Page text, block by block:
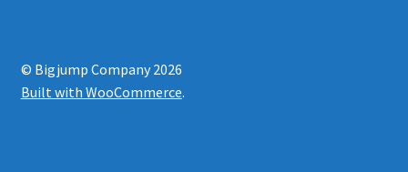
© Bigjump Company 2026
Built with WooCommerce.